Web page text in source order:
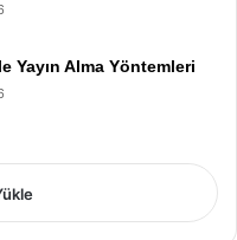
Yayın Alma Yöntemleri